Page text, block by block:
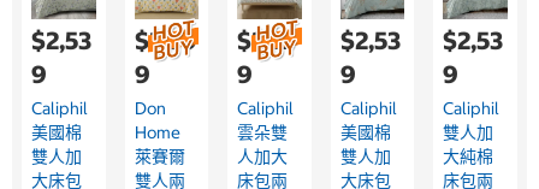
$2,53
9
Caliphil
美國棉
雙人加
大床包
$2,59
9
Don
Home
萊賽爾
雙人兩
$2,17
9
Caliphil
雲朵雙
人加大
床包兩
$2,53
9
Caliphil
美國棉
雙人加
大床包
$2,53
9
Caliphil
雙人加
大純棉
床包兩